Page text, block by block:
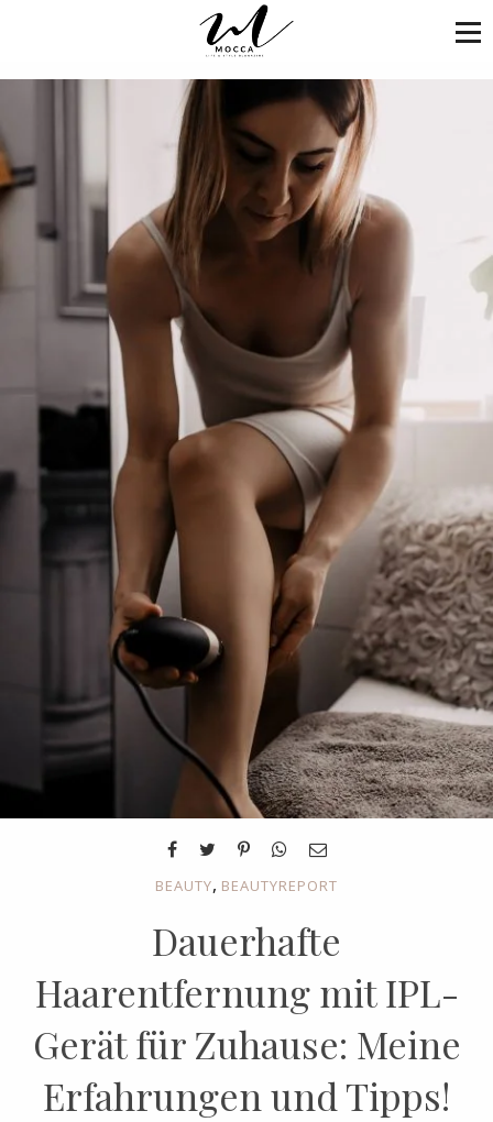
BEAUTY, BEAUTYREPORT
Dauerhafte
Haarentfernung mit IPL-
Gerät für Zuhause: Meine
Erfahrungen und Tipps!